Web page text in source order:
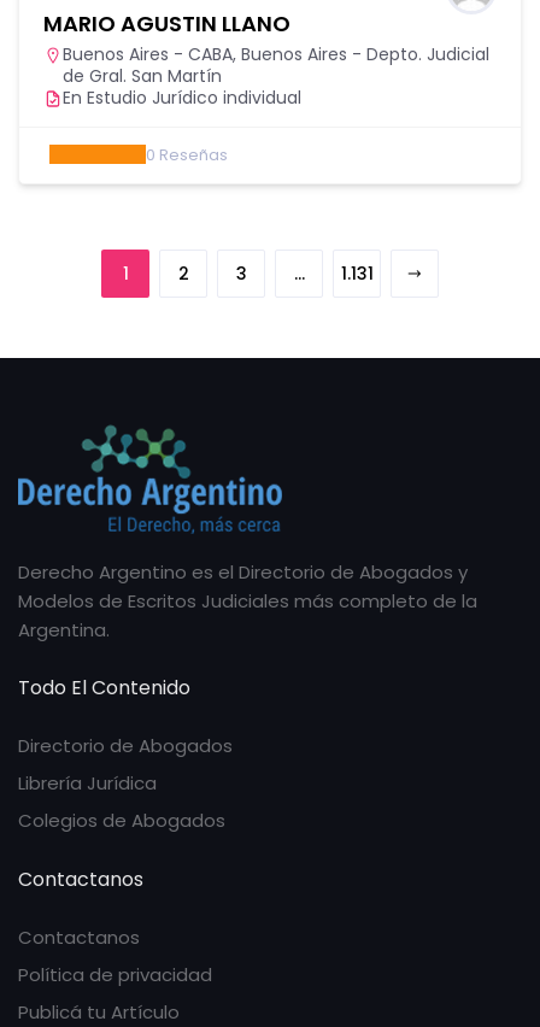
MARIO AGUSTIN LLANO
Buenos Aires - CABA, Buenos Aires - Depto. Judicial
de Gral. San Martín
En Estudio Jurídico individual
0 Reseñas
1 2 3 … 1.131
Derecho Argentino es el Directorio de Abogados y
Modelos de Escritos Judiciales más completo de la
Argentina.
Todo El Contenido
Directorio de Abogados
Librería Jurídica
Colegios de Abogados
Contactanos
Contactanos
Política de privacidad
Publicá tu Artículo